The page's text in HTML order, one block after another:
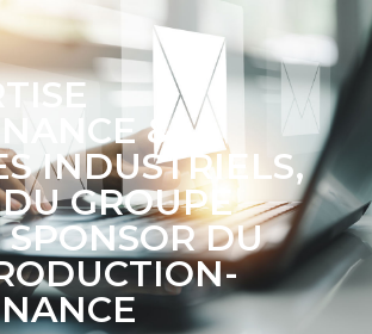
&
INDUSTRIELS,
GROUPE
DU